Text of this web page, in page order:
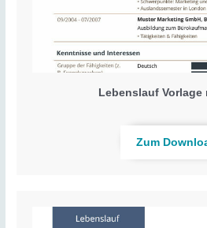
Lebenslauf Vorlage
Zum